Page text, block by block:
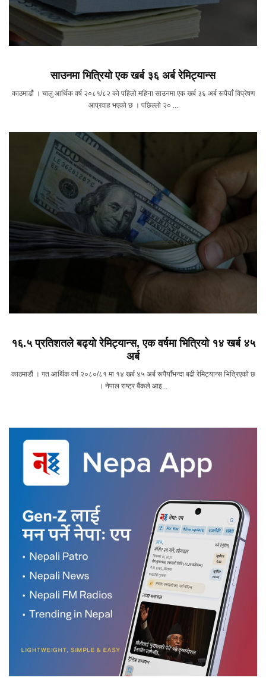
साउनमा भित्रियो एक खर्ब ३६ अर्ब रेमिट्यान्स
काठमाडौं । चालु आर्थिक वर्ष २०८१/८२ को पहिलो महिना साउनमा एक खर्ब ३६ अर्ब रूपैयाँ विप्रेषण
आप्रवाह भएको छ । पछिल्लो २० ...
१६.५ प्रतिशतले बढ्याे रेमिट्यान्स, एक वर्षमा भित्रियो १४ खर्ब ४५
अर्ब
काठमाडौं । गत आर्थिक वर्ष २०८०/८१ मा १४ खर्ब ४५ अर्ब रूपैयाँभन्दा बढी रेमिट्यान्स भित्रिएको छ
। नेपाल राष्ट्र बैंकले आइ...